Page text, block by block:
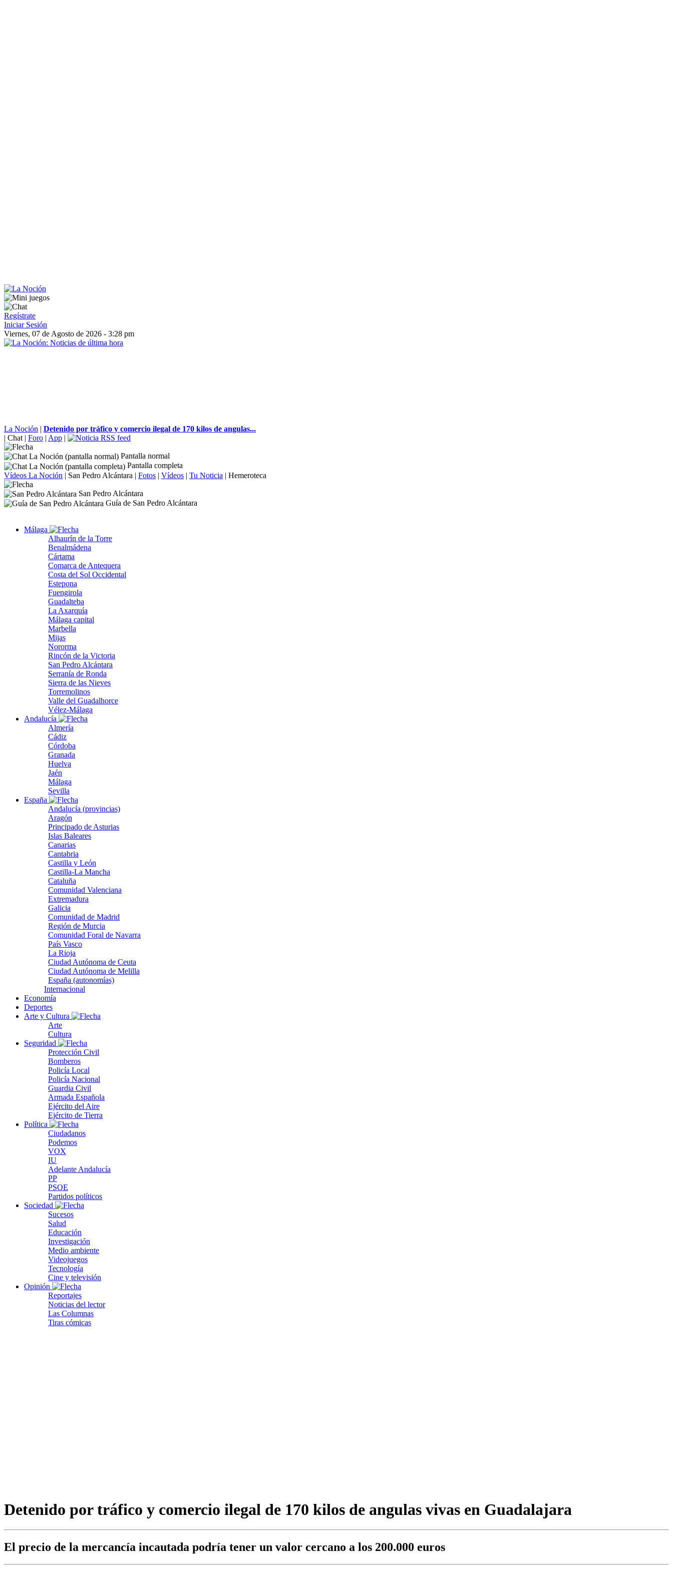
Regístrate
Iniciar Sesión
Viernes, 07 de Agosto de 2026 - 3:28 pm
La Noción | Detenido por tráfico y comercio ilegal de 170 kilos de angulas...
| Chat | Foro | App |
Pantalla normal
Pantalla completa
Vídeos La Noción | San Pedro Alcántara | Fotos | Vídeos | Tu Noticia | Hemeroteca
San Pedro Alcántara
Guía de San Pedro Alcántara
Málaga
Alhaurín de la Torre
Benalmádena
Cártama
Comarca de Antequera
Costa del Sol Occidental
Estepona
Fuengirola
Guadalteba
La Axarquía
Málaga capital
Marbella
Mijas
Nororma
Rincón de la Victoria
San Pedro Alcántara
Serranía de Ronda
Sierra de las Nieves
Torremolinos
Valle del Guadalhorce
Vélez-Málaga
Andalucía
Almería
Cádiz
Córdoba
Granada
Huelva
Jaén
Málaga
Sevilla
España
Andalucía (provincias)
Aragón
Principado de Asturias
Islas Baleares
Canarias
Cantabria
Castilla y León
Castilla-La Mancha
Cataluña
Comunidad Valenciana
Extremadura
Galicia
Comunidad de Madrid
Región de Murcia
Comunidad Foral de Navarra
País Vasco
La Rioja
Ciudad Autónoma de Ceuta
Ciudad Autónoma de Melilla
España (autonomías)
Internacional
Economía
Deportes
Arte y Cultura
Arte
Cultura
Seguridad
Protección Civil
Bomberos
Policía Local
Policía Nacional
Guardia Civil
Armada Española
Ejército del Aire
Ejército de Tierra
Política
Ciudadanos
Podemos
VOX
IU
Adelante Andalucía
PP
PSOE
Partidos políticos
Sociedad
Sucesos
Salud
Educación
Investigación
Medio ambiente
Videojuegos
Tecnología
Cine y televisión
Opinión
Reportajes
Noticias del lector
Las Columnas
Tiras cómicas
Detenido por tráfico y comercio ilegal de 170 kilos de angulas vivas en Guadalajara
El precio de la mercancía incautada podría tener un valor cercano a los 200.000 euros